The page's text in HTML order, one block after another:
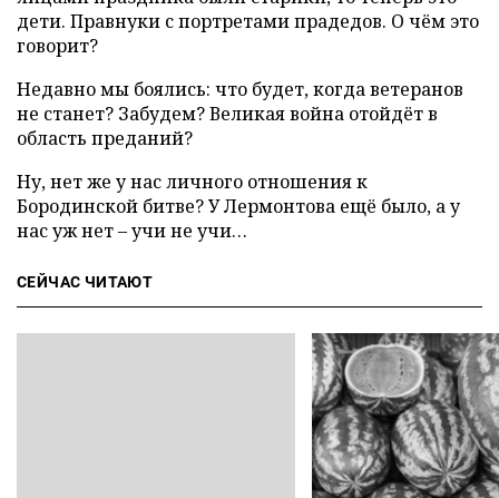
дети. Правнуки с портретами прадедов. О чём это
говорит?
Недавно мы боялись: что будет, когда ветеранов
не станет? Забудем? Великая война отойдёт в
область преданий?
Ну, нет же у нас личного отношения к
Бородинской битве? У Лермонтова ещё было, а у
нас уж нет – учи не учи…
СЕЙЧАС ЧИТАЮТ